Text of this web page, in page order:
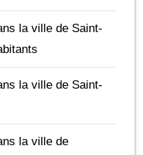
la ville de Saint-
la ville de Saint-
la ville de